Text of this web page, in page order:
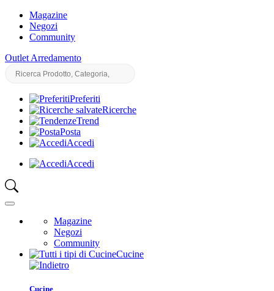
Magazine
Negozi
Community
Outlet Arredamento
Preferiti
Ricerche
Trend
Posta
Accedi
Accedi
Magazine
Negozi
Community
Cucine
Cucine